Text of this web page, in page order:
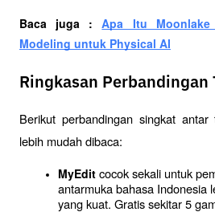
Baca juga : Apa Itu
Modeling untuk Physical AI
Ringkasan Perbandingan
Berikut perbandingan singkat
lebih mudah dibaca:
MyEdit cocok sekali untuk
antarmuka bahasa Indonesia
yang kuat. Gratis sekitar 5